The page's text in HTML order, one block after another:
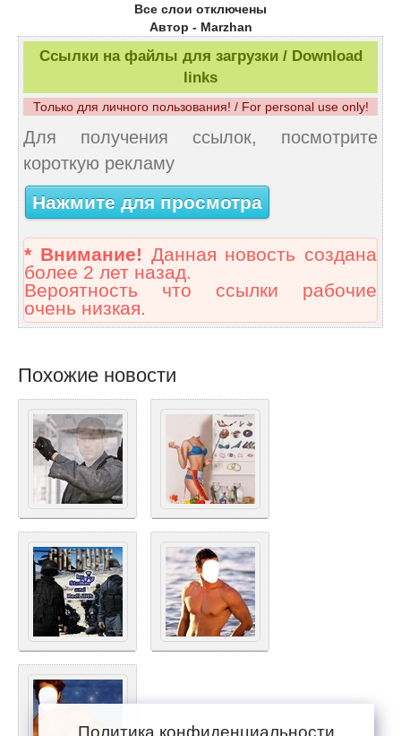
Все слои отключены
Автор - Marzhan
Ссылки на файлы для загрузки / Download
links
Только для личного пользования! / For personal use only!
Для получения ссылок, посмотрите
короткую рекламу
Нажмите для просмотра
* Внимание! Данная новость создана
более 2 лет назад.
Вероятность что ссылки рабочие
очень низкая.
Похожие новости
Политика конфиденциальности